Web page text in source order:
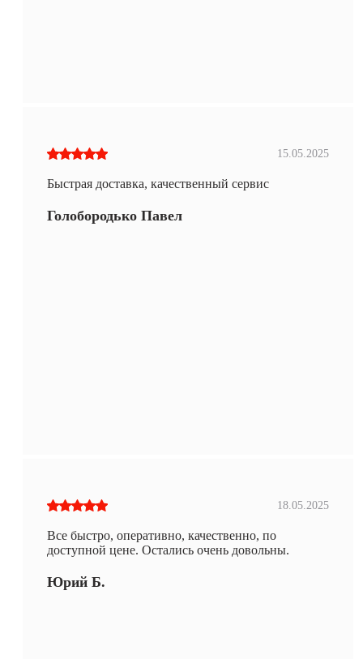
15.05.2025
Быстрая доставка, качественный сервис
Голобородько Павел
18.05.2025
Все быстро, оперативно, качественно, по
доступной цене. Остались очень довольны.
Юрий Б.